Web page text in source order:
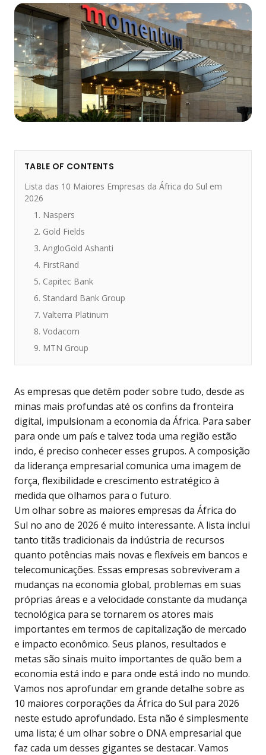
TABLE OF CONTENTS
Lista das 10 Maiores Empresas da África do Sul em
2026
1. Naspers
2. Gold Fields
3. AngloGold Ashanti
4. FirstRand
5. Capitec Bank
6. Standard Bank Group
7. Valterra Platinum
8. Vodacom
9. MTN Group
As empresas que detêm poder sobre tudo, desde as
minas mais profundas até os confins da fronteira
digital, impulsionam a economia da África. Para saber
para onde um país e talvez toda uma região estão
indo, é preciso conhecer esses grupos. A composição
da liderança empresarial comunica uma imagem de
força, flexibilidade e crescimento estratégico à
medida que olhamos para o futuro.
Um olhar sobre as maiores empresas da África do
Sul no ano de 2026 é muito interessante. A lista inclui
tanto titãs tradicionais da indústria de recursos
quanto potências mais novas e flexíveis em bancos e
telecomunicações. Essas empresas sobreviveram a
mudanças na economia global, problemas em suas
próprias áreas e a velocidade constante da mudança
tecnológica para se tornarem os atores mais
importantes em termos de capitalização de mercado
e impacto econômico. Seus planos, resultados e
metas são sinais muito importantes de quão bem a
economia está indo e para onde está indo no mundo.
Vamos nos aprofundar em grande detalhe sobre as
10 maiores corporações da África do Sul para 2026
neste estudo aprofundado. Esta não é simplesmente
uma lista; é um olhar sobre o DNA empresarial que
faz cada um desses gigantes se destacar. Vamos